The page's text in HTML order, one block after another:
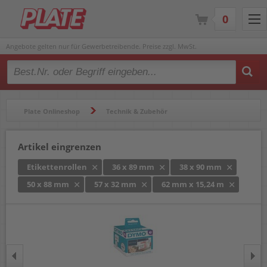
Angebote gelten nur für Gewerbetreibende. Preise zzgl. MwSt.
Type 2 or more characters for results.
Plate Onlineshop Technik & Zubehör
Artikel eingrenzen
Etikettenrollen 36 x 89 mm
38 x 90 mm
50 x 88 mm
57 x 32 mm 62 mm x 15,24 m
0